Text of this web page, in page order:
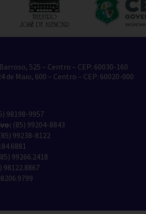
525 – Centro – CEP: 60030-160
de Maio, 600 – Centro – CEP: 60020-000
98198-9957
(85) 99204-8843
99238-8122
99266.2418
98122.8867